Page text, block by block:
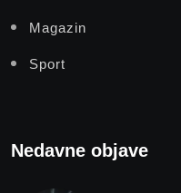
Magazin
Sport
Nedavne objave